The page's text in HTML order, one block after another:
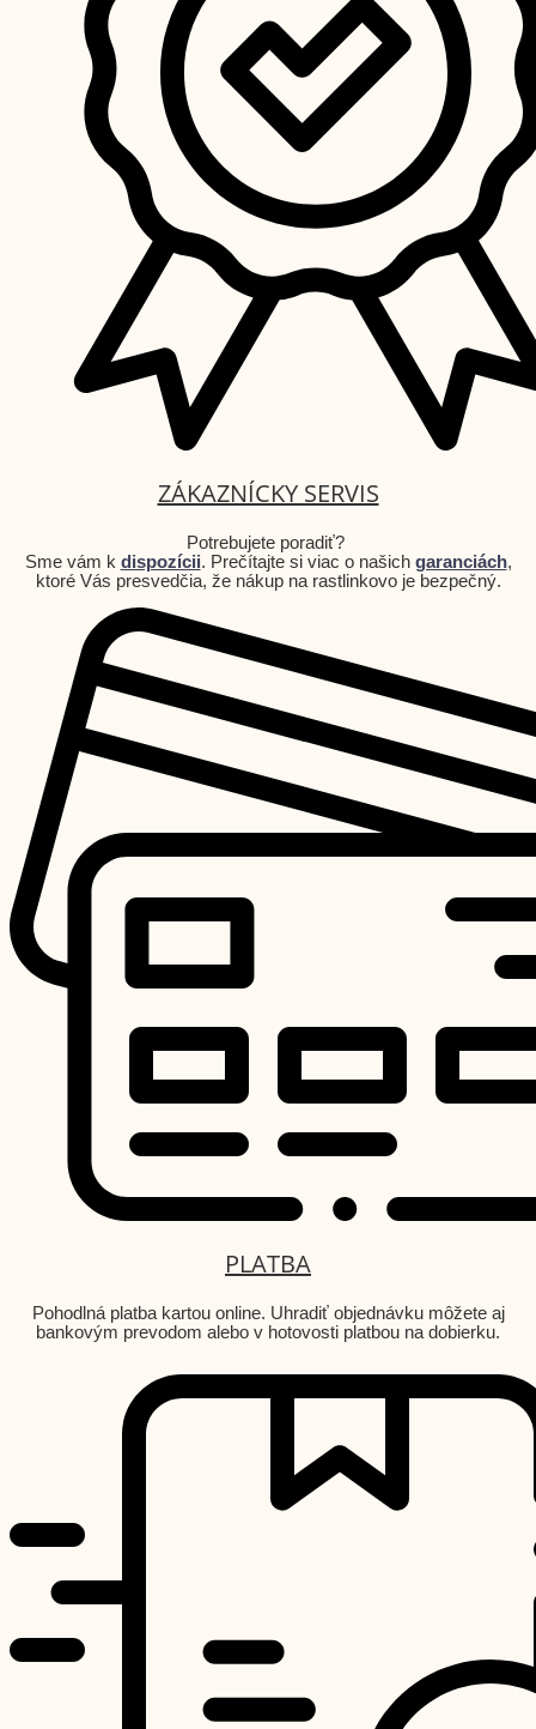
ZÁKAZNÍCKY SERVIS
Potrebujete poradiť?
Sme vám k dispozícii. Prečítajte si viac o našich garanciách,
ktoré Vás presvedčia, že nákup na rastlinkovo je bezpečný.
PLATBA
Pohodlná platba kartou online. Uhradiť objednávku môžete aj
bankovým prevodom alebo v hotovosti platbou na dobierku.